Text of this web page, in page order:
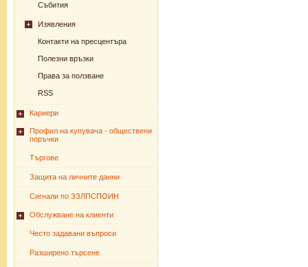
Събития
Изявления
Контакти на пресцентъра
Полезни връзки
Права за ползване
RSS
Кариери
Профил на купувача - обществени
поръчки
Търгове
Защита на личните данни
Сигнали по ЗЗЛПСПОИН
Обслужване на клиенти
Често задавани въпроси
Разширено търсене